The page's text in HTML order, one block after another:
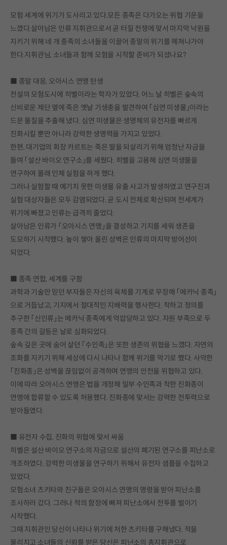
모험 세계에 위기가 도사리고 있다.모든 종족은 다가오는 위협 기운을
느꼈다.살아남은 인류 지휘관으로서 곧 터질 전쟁에 맞서 마지막 낙원을
지키기 위해 네 개 종족의 소녀들을 이끌어 종말의 위기를 헤쳐나가야
한다.지휘관님, 소녀들과 함께 모험을 시작할 준비가 되셨나요?
■ 종말 대응, 오아시스 연맹 탄생
전설의 모험도시에 히벨이라는 학자가 있었다. 어느 날 히벨은 숲속의
신비로운 제단 옆에 죽은 옛날 기생충을 발견하여 「심연 미생물」이라는
드문 물질을 추출해 냈다. 심연 미생물은 생명체의 유전자를 빠르게
진화시킬 뿐만 아니라 강력한 생명력을 가지고 있었다.
한편, 대기업의 회장 카르트는 죽은 딸을 되살리기 위해 엄청난 자금을
들여 「설산 바이오 연구소」를 세웠다. 히벨을 고용해 심연 미생물을
연구하여 몰래 인체 실험을 하게 했다.
그러나 실험할 때 예기치 못한 미생물 유출 사고가 발생하였고 연구진과
실험 대상자들은 모두 감염되었다. 곧 도시 전체로 확산되며 전세계가
위기에 빠졌고 인류는 급격히 줄었다.
살아남은 인류가 「오아시스 연맹」을 결성하고 기지를 세워 생존을
도모하기 시작했다. 높이 쌓아 올린 성벽은 인류의 마지막 방어선이
되었다.
■ 종족 연합, 세계를 구함
과학과 기술만 믿던 부자들은 자신의 육체를 기계로 무장해 「메카닉 종족」
으로 거듭났고, 기지에서 절대적인 지배력을 행사한다. 착하고 정의를
추구한 「신인류」는 메카닉 종족에게 억압당하고 있다. 자원 부족으로 두
종족 간의 갈등은 날로 심화되었다.
숲속 깊은 곳에 숨어 살던 「수인족」은 또한 생존의 위협을 느꼈다. 자연의
조화를 지키기 위해 세상에 다시 나타나 함께 위기를 막기로 했다. 사악한
「진화종」은 성벽을 끊임없이 공격하며 연맹의 안전을 위협하고 있다.
이에 따라 오아시스 연맹은 법을 개정해 일부 수인족과 착한 진화종이
연맹에 합류할 수 있도록 허용했다. 진화종에 맞서는 강력한 전투력으로
받아들였다.
■ 유전자 수집, 진화의 위협에 맞서 싸움
히벨은 설산 바이오 연구소의 자금으로 설산의 폐기된 연구소를 피난소로
개조하였다. 강력한 미생물을 연구하기 위해서 유전자 샘플을 수집하고
있었다.
모험소녀 츠키타와 친구들은 오아시스 연맹의 명령을 받아 피난소를
조사하러 갔다. 그러나 적의 함정에 빠져 피난소에서 전투를 벌이기
시작했다.
그때 지휘관인 당신이 나타나 위기에 처한 츠키타를 구해냈다. 적을
물리치고 소녀들의 신뢰를 받은 당신은 피난소의 총지휘관으로